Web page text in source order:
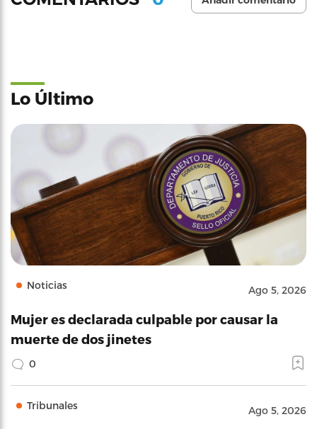
Lo Último
Noticias Ago 5, 2026
Mujer es declarada culpable por causar la
muerte de dos jinetes
0
Tribunales Ago 5, 2026